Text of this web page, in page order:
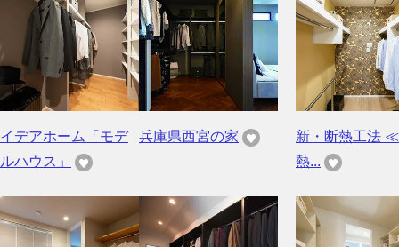
イデアホーム「モデ
ルハウス」
兵庫県西宮の家
新・断熱工法
熱...